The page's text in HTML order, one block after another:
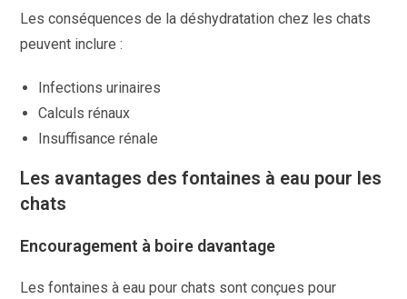
Les conséquences de la déshydratation chez les chats
peuvent inclure :
Infections urinaires
Calculs rénaux
Insuffisance rénale
Les avantages des fontaines à eau pour les
chats
Encouragement à boire davantage
Les fontaines à eau pour chats sont conçues pour